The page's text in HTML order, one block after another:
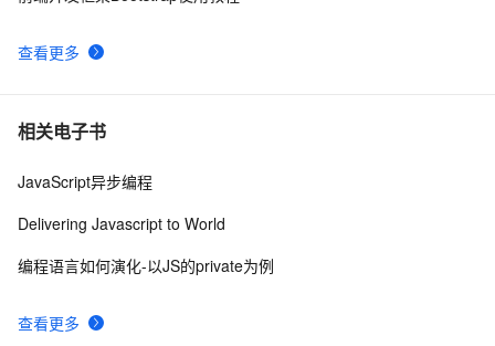
查看更多
相关电子书
查看更多
JavaScript异步编程
Delivering Javascript to World
编程语言如何演化-以JS的private为例